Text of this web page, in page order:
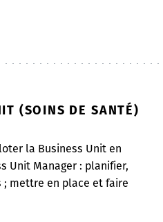
(SOINS DE SANTÉ)
la Business Unit en
Unit Manager : planifier,
mettre en place et faire